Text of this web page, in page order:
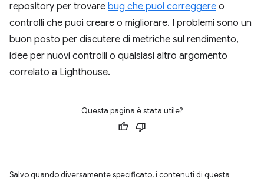
repository per trovare bug che puoi correggere o
controlli che puoi creare o migliorare. I problemi sono un
buon posto per discutere di metriche sul rendimento,
idee per nuovi controlli o qualsiasi altro argomento
correlato a Lighthouse.
Questa pagina è stata utile?
Salvo quando diversamente specificato, i contenuti di questa